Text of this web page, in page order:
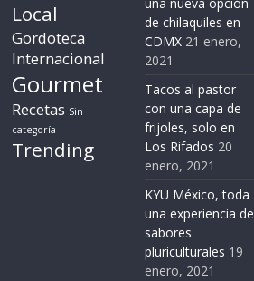
Local
Gordoteca
Internacional
Gourmet
Recetas Sin
categoría
Trending
de chilaquiles en
CDMX 21 enero,
2021
Tacos al pastor
con una capa de
frijoles, solo en
Los Rifados 20
enero, 2021
KYU México, toda
una experiencia de
sabores
pluriculturales 19
enero, 2021